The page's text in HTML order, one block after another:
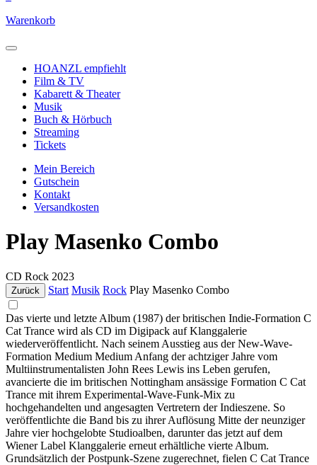
Warenkorb
HOANZL empfiehlt
Film & TV
Kabarett & Theater
Musik
Buch & Hörbuch
Streaming
Tickets
Mein Bereich
Gutschein
Kontakt
Versandkosten
Play Masenko Combo
CD Rock 2023
Zurück Start Musik Rock Play Masenko Combo
Das vierte und letzte Album (1987) der britischen Indie-Formation C
Cat Trance wird als CD im Digipack auf Klanggalerie
wiederveröffentlicht. Nach seinem Ausstieg aus der New-Wave-
Formation Medium Medium Anfang der achtziger Jahre vom
Multiinstrumentalisten John Rees Lewis ins Leben gerufen,
avancierte die im britischen Nottingham ansässige Formation C Cat
Trance mit ihrem Experimental-Wave-Funk-Mix zu
hochgehandelten und angesagten Vertretern der Indieszene. So
veröffentlichte die Band bis zu ihrer Auflösung Mitte der neunziger
Jahre vier hochgelobte Studioalben, darunter das jetzt auf dem
Wiener Label Klanggalerie erneut erhältliche vierte Album.
Grundsätzlich der Postpunk-Szene zugerechnet, fielen C Cat Trance